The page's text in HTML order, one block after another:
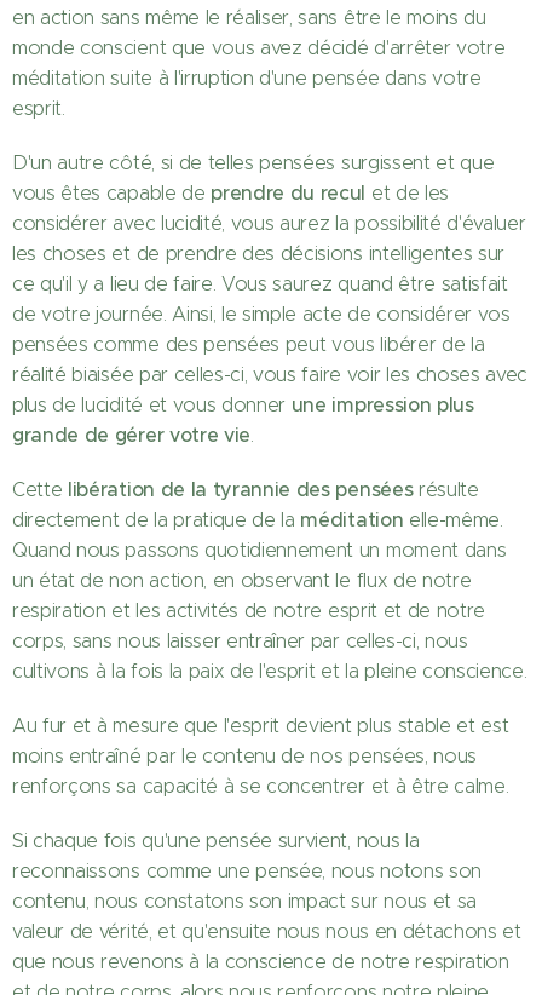
en action sans même le réaliser, sans être le moins du
monde conscient que vous avez décidé d'arrêter votre
méditation suite à l'irruption d'une pensée dans votre
esprit.
D'un autre côté, si de telles pensées surgissent et que
vous êtes capable de prendre du recul et de les
considérer avec lucidité, vous aurez la possibilité d'évaluer
les choses et de prendre des décisions intelligentes sur
ce qu'il y a lieu de faire. Vous saurez quand être satisfait
de votre journée. Ainsi, le simple acte de considérer vos
pensées comme des pensées peut vous libérer de la
réalité biaisée par celles-ci, vous faire voir les choses avec
plus de lucidité et vous donner une impression plus
grande de gérer votre vie.
Cette libération de la tyrannie des pensées résulte
directement de la pratique de la méditation elle-même.
Quand nous passons quotidiennement un moment dans
un état de non action, en observant le flux de notre
respiration et les activités de notre esprit et de notre
corps, sans nous laisser entraîner par celles-ci, nous
cultivons à la fois la paix de l'esprit et la pleine conscience.
Au fur et à mesure que l'esprit devient plus stable et est
moins entraîné par le contenu de nos pensées, nous
renforçons sa capacité à se concentrer et à être calme.
Si chaque fois qu'une pensée survient, nous la
reconnaissons comme une pensée, nous notons son
contenu, nous constatons son impact sur nous et sa
valeur de vérité, et qu'ensuite nous nous en détachons et
que nous revenons à la conscience de notre respiration